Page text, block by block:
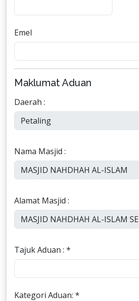
Emel
Maklumat Aduan
Daerah :
Nama Masjid :
Alamat Masjid :
Tajuk Aduan : *
Kategori Aduan: *